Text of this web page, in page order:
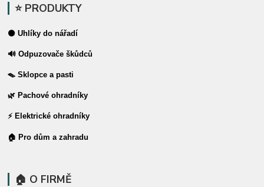
⭐ PRODUKTY
⚫ Uhlíky do nářadí
🔊 Odpuzovače škůdců
🪤 Sklopce a pasti
🌿 Pachové ohradníky
⚡ Elektrické ohradníky
🏠 Pro dům a zahradu
🏠 O FIRMĚ